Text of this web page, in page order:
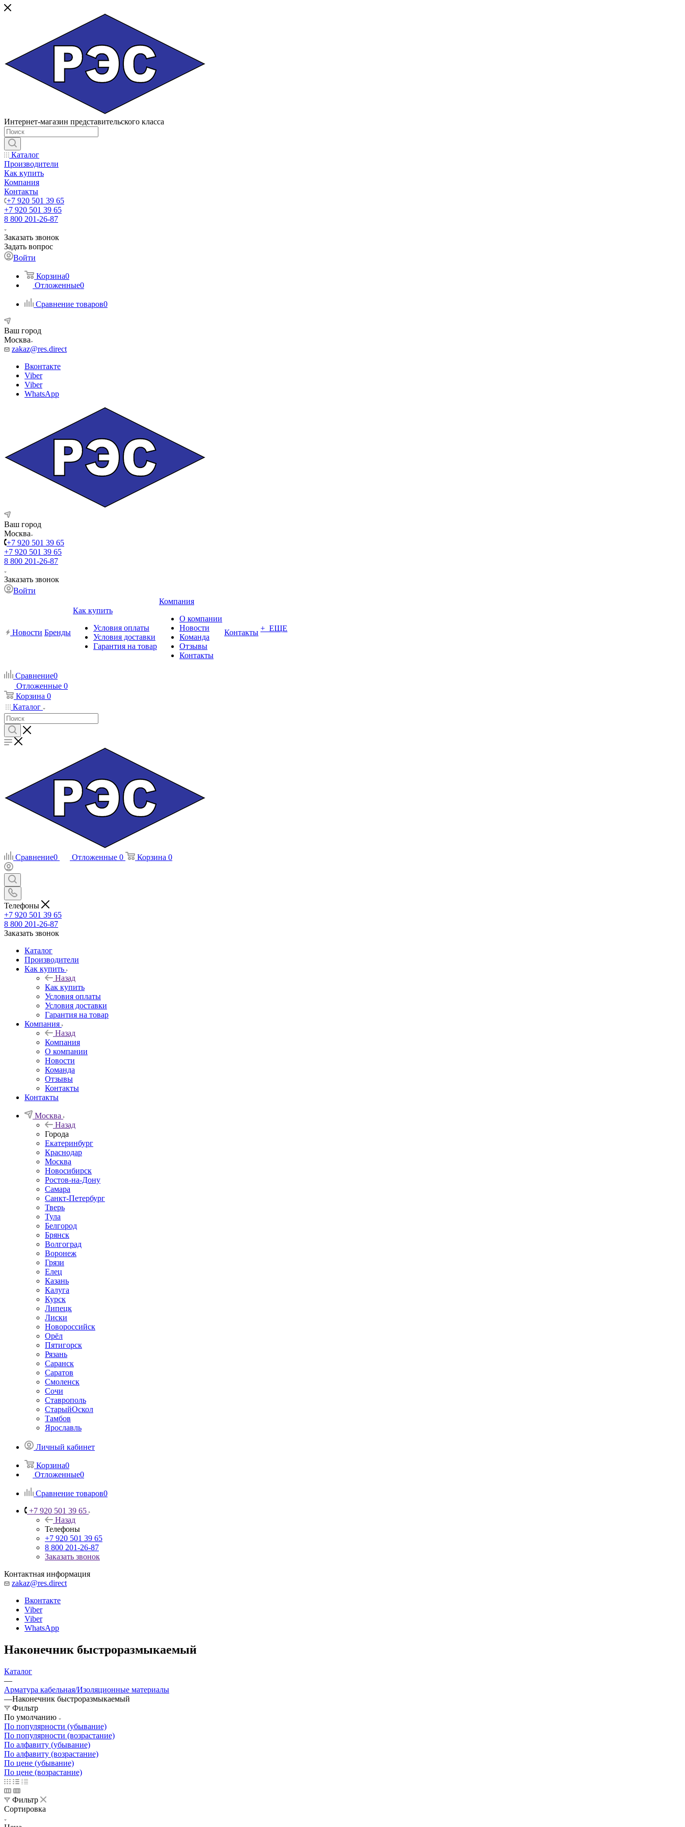
Интернет-магазин представительского класса
Каталог
Производители
Как купить
Компания
Контакты
+7 920 501 39 65
+7 920 501 39 65
8 800 201-26-87
Заказать звонок
Задать вопрос
Войти
Корзина0
Отложенные0
Сравнение товаров0
Ваш город
Москва
zakaz@res.direct
Вконтакте
Viber
Viber
WhatsApp
Ваш город
Москва
+7 920 501 39 65
+7 920 501 39 65
8 800 201-26-87
Заказать звонок
Войти
Новости Бренды
Как купить
Условия оплаты
Условия доставки
Гарантия на товар
Компания
О компании
Новости
Команда
Отзывы
Контакты
Контакты + ЕЩЕ
Сравнение0
Отложенные 0
Корзина 0
Каталог
Сравнение0 Отложенные 0 Корзина 0
Телефоны
+7 920 501 39 65
8 800 201-26-87
Заказать звонок
Каталог
Производители
Как купить
Назад
Как купить
Условия оплаты
Условия доставки
Гарантия на товар
Компания
Назад
Компания
О компании
Новости
Команда
Отзывы
Контакты
Контакты
Москва
Назад
Города
Екатеринбург
Краснодар
Москва
Новосибирск
Ростов-на-Дону
Самара
Санкт-Петербург
Тверь
Тула
Белгород
Брянск
Волгоград
Воронеж
Грязи
Елец
Казань
Калуга
Курск
Липецк
Лиски
Новороссийск
Орёл
Пятигорск
Рязань
Саранск
Саратов
Смоленск
Сочи
Ставрополь
СтарыйОскол
Тамбов
Ярославль
Личный кабинет
Корзина0
Отложенные0
Сравнение товаров0
+7 920 501 39 65
Назад
Телефоны
+7 920 501 39 65
8 800 201-26-87
Заказать звонок
Контактная информация
zakaz@res.direct
Вконтакте
Viber
Viber
WhatsApp
Наконечник быстроразмыкаемый
Каталог
—
Арматура кабельная/Изоляционные материалы
—Наконечник быстроразмыкаемый
Фильтр
По умолчанию
По популярности (убывание)
По популярности (возрастание)
По алфавиту (убывание)
По алфавиту (возрастание)
По цене (убывание)
По цене (возрастание)
Фильтр
Сортировка